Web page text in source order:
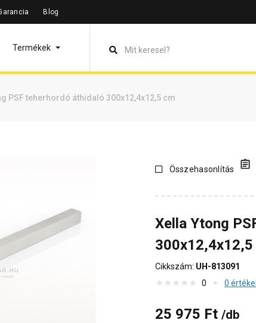
Blog
Termékek
PSF teherhordó áthidaló 300x12,4x12,5 cm
Termékinformáció Vásárlói vélemények
Összehasonlítás
Xella Ytong
300x12,4x12,5
Cikkszám: UH-813091
0
0
25 975 Ft /db